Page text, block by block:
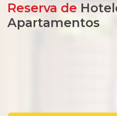
Reserva de
Apartamentos